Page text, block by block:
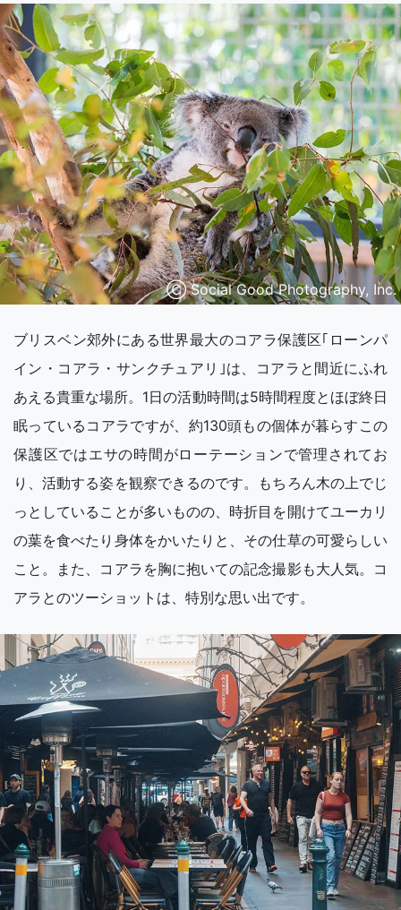
Ⓒ Social Good Photography, Inc.
ブリスベン郊外にある世界最大のコアラ保護区｢ローンパ
イン・コアラ・サンクチュアリ｣は、コアラと間近にふれ
あえる貴重な場所。1日の活動時間は5時間程度とほぼ終日
眠っているコアラですが、約130頭もの個体が暮らすこの
保護区ではエサの時間がローテーションで管理されてお
り、活動する姿を観察できるのです。もちろん木の上でじ
っとしていることが多いものの、時折目を開けてユーカリ
の葉を食べたり身体をかいたりと、その仕草の可愛らしい
こと。また、コアラを胸に抱いての記念撮影も大人気。コ
アラとのツーショットは、特別な思い出です。